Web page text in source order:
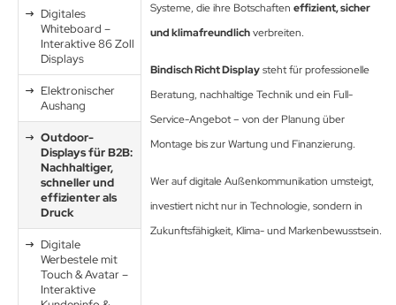
Digitales
Whiteboard –
Interaktive 86 Zoll
Displays
Elektronischer
Aushang
Outdoor-
Displays für B2B:
Nachhaltiger,
schneller und
effizienter als
Druck
Digitale
Werbestele mit
Touch & Avatar –
Interaktive
Systeme, die ihre Botschaften effizient, sicher
und klimafreundlichverbreiten.
Bindisch Richt Displaysteht für professionelle
Beratung, nachhaltige Technik und ein Full-
Service-Angebot – von der Planung über
Montage bis zur Wartung und Finanzierung.
Wer auf digitale Außenkommunikation umsteigt,
investiert nicht nur in Technologie, sondern in
Zukunftsfähigkeit, Klima- und Markenbewusstsein.